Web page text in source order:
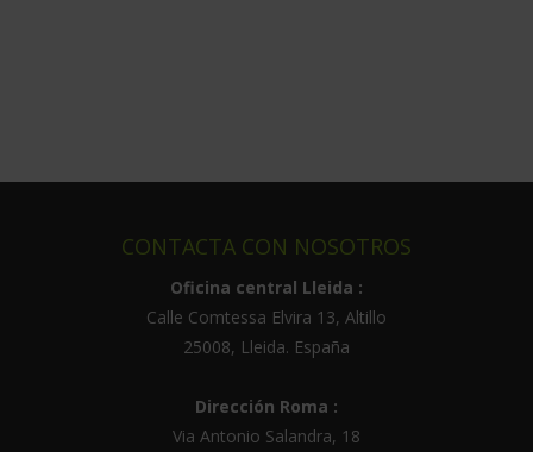
CONTACTA CON NOSOTROS
Oficina central Lleida :
Calle Comtessa Elvira 13, Altillo
25008, Lleida. España
Dirección Roma :
Via Antonio Salandra, 18